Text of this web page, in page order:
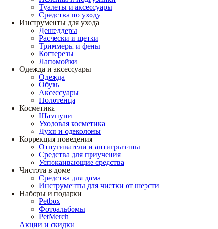
Туалеты и аксессуары
Средства по уходу
Инструменты для ухода
Дешеддеры
Расчески и щетки
Триммеры и фены
Когтерезы
Лапомойки
Одежда и аксессуары
Одежда
Обувь
Аксессуары
Полотенца
Косметика
Шампуни
Уходовая косметика
Духи и одеколоны
Коррекция поведения
Отпугиватели и антигрызины
Средства для приучения
Успокаивающие средства
Чистота в доме
Средства для дома
Инструменты для чистки от шерсти
Наборы и подарки
Petbox
Фотоальбомы
PetMerch
Акции и скидки